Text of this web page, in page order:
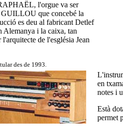
l'orgue va ser
GUILLOU que concebé la
es deu al fabricant Detlef
i la caixa, tan
de l'església Jean
des de 1993.
en
notes i
Està
permet